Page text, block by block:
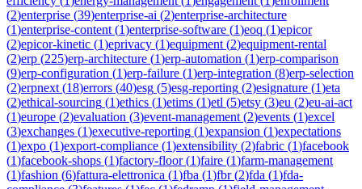
(2)enterprise (39)enterprise-ai (2)enterprise-architecture
(1)enterprise-content (1)enterprise-software (1)eoq (1)epicor
(2)epicor-kinetic (1)eprivacy (1)equipment (2)equipment-rental
(2)erp (225)erp-architecture (1)erp-automation (1)erp-comparison
(9)erp-configuration (1)erp-failure (1)erp-integration (8)erp-selection
(2)erpnext (18)errors (40)esg (5)esg-reporting (2)esignature (1)eta
(2)ethical-sourcing (1)ethics (1)etims (1)etl (5)etsy (3)eu (2)eu-ai-act
(1)europe (2)evaluation (3)event-management (2)events (1)excel
(3)exchanges (1)executive-reporting (1)expansion (1)expectations
(1)expo (1)export-compliance (1)extensibility (2)fabric (1)facebook
(1)facebook-shops (1)factory-floor(1)faire (1)farm-management
(1)fashion (6)fattura-elettronica (1)fba (1)fbr(2)fda (1)fda-